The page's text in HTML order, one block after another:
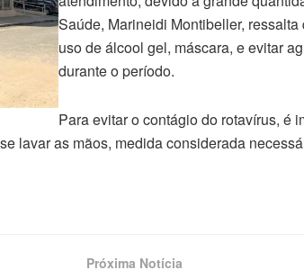
Saúde, Marineidi Montibeller,
uso de álcool gel, máscara, e evitar
durante o período.
Para evitar o contágio do rotavírus, é
lavar as mãos, medida considerada
Próxima Notícia